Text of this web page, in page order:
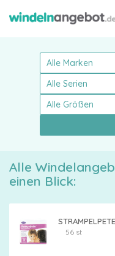
Alle
einen Blick:
56 st